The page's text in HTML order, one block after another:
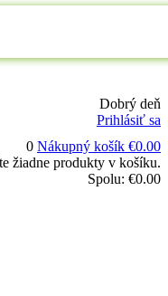
Dobrý deň
Prihlásiť sa
0 Nákupný košík €0.00
žiadne produkty v košíku.
Spolu: €0.00